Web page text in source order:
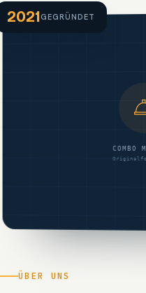
2021GEGRÜNDET
ÜBER UNS